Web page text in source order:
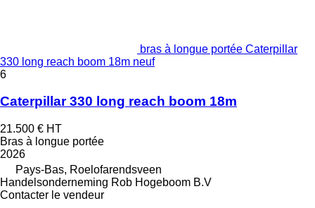
bras à longue portée Caterpillar
330 long reach boom 18m neuf
6
Caterpillar 330 long reach boom 18m
21.500 € HT
Bras à longue portée
2026
Pays-Bas, Roelofarendsveen
Handelsonderneming Rob Hogeboom B.V
Contacter le vendeur